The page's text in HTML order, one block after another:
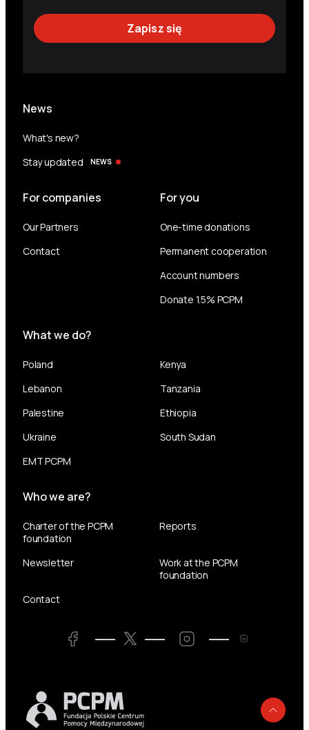
News
What's new?
Stay updated
NEWS
For companies
Our Partners
Contact
For you
One-time donations
Permanent cooperation
Account numbers
Donate 1.5% PCPM
What we do?
Poland
Lebanon
Palestine
Ukraine
EMT PCPM
Kenya
Tanzania
Ethiopia
South Sudan
Who we are?
Charter of the PCPM
foundation
Reports
Newsletter
Work at the PCPM
foundation
Contact
Facebook Twitter LinkedIn Twitter